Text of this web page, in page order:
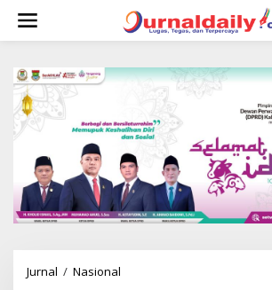
w
Jurnal / Nasional